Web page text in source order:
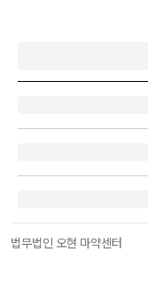
법무법인 오현 마약센터